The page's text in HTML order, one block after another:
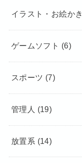
イラスト・お絵かき
ゲームソフト (6)
スポーツ (7)
管理人 (19)
放置系 (14)